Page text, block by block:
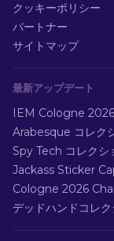
クッキーポリシー
パートナー
サイトマップ
最新アップデート
IEM Cologne 2026
Arabesque コレク
Spy Tech コレクシ
Jackass Sticker
Cologne 2026
デッドハンドコレク